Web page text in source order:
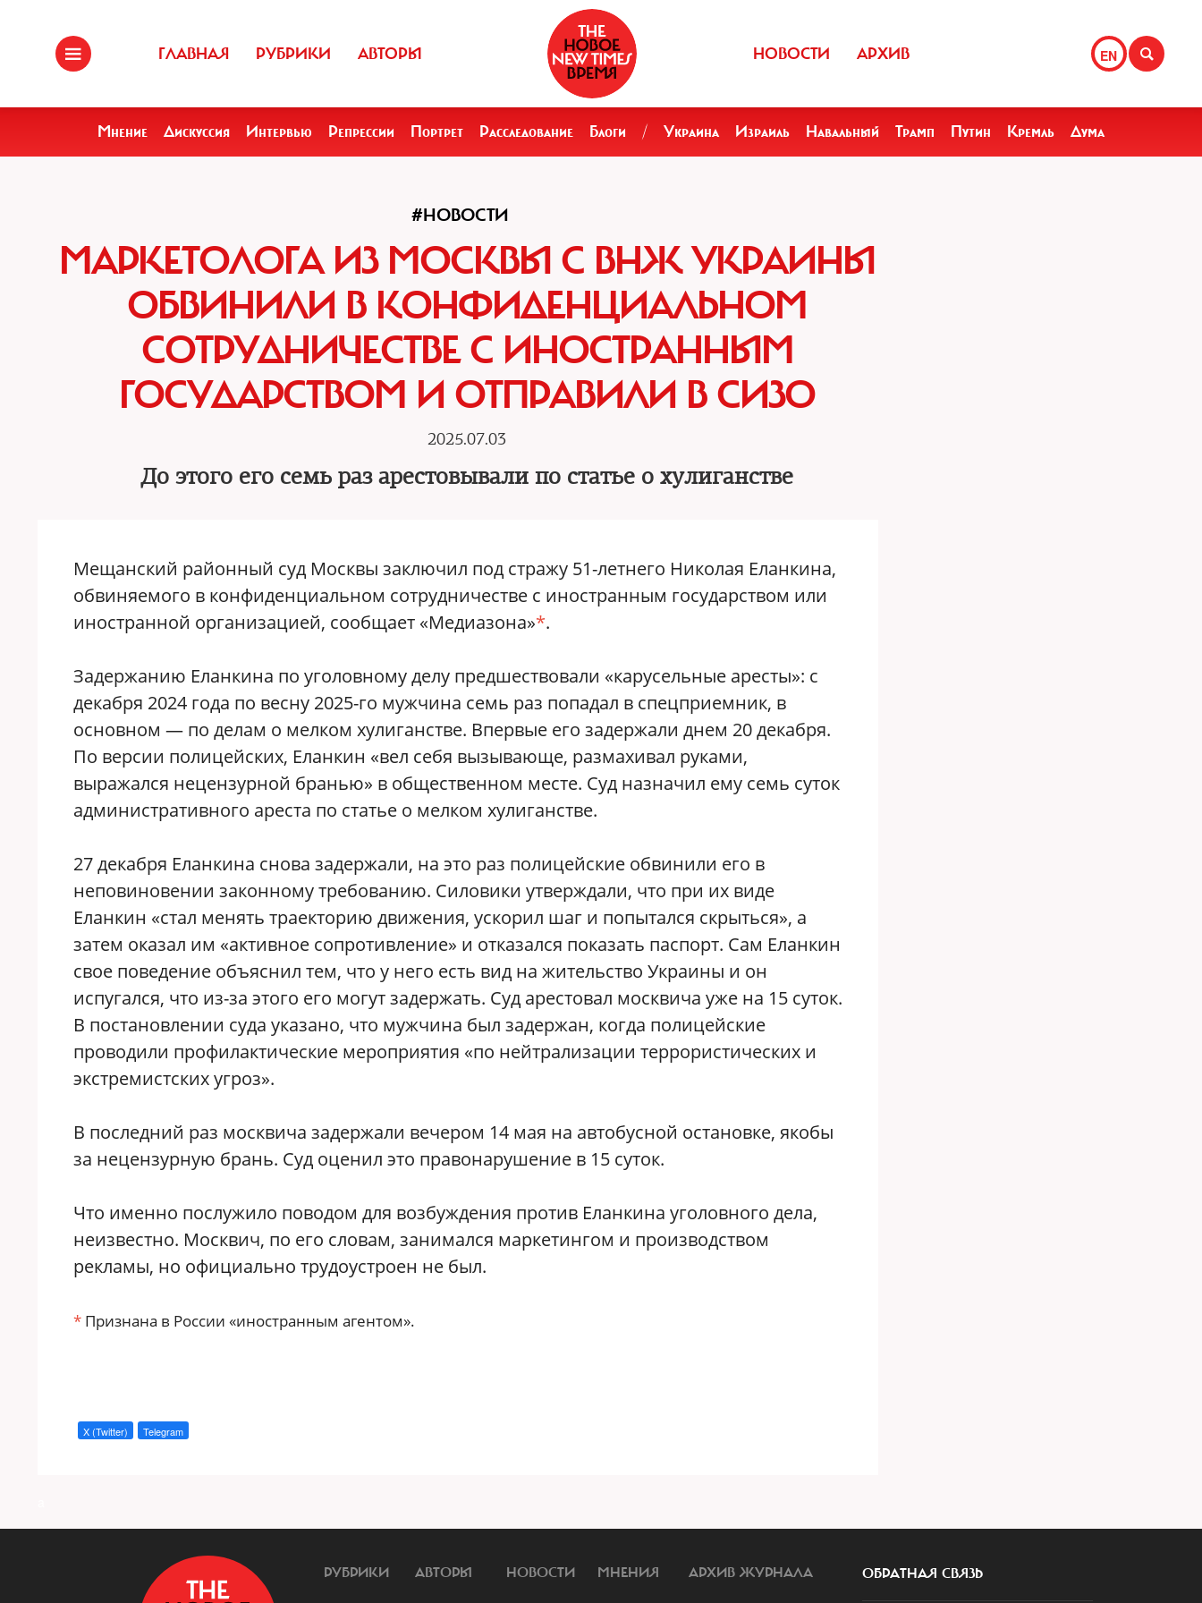
ГЛАВНАЯ РУБРИКИ АВТОРЫ EN
НОВОСТИ АРХИВ
Мнение Дискуссия Интервью Репрессии Портрет Расследование Блоги / Украина Израиль Навальный Трамп Путин Кремль Дума
#НОВОСТИ
МАРКЕТОЛОГА ИЗ МОСКВЫ С ВНЖ УКРАИНЫ
ОБВИНИЛИ В КОНФИДЕНЦИАЛЬНОМ
СОТРУДНИЧЕСТВЕ С ИНОСТРАННЫМ
ГОСУДАРСТВОМ И ОТПРАВИЛИ В СИЗО
2025.07.03
До этого его семь раз арестовывали по статье о хулиганстве
Мещанский районный суд Москвы заключил под стражу 51-летнего Николая Еланкина,
обвиняемого в конфиденциальном сотрудничестве с иностранным государством или
иностранной организацией, сообщает «Медиазона»*.
Задержанию Еланкина по уголовному делу предшествовали «карусельные аресты»: с
декабря 2024 года по весну 2025-го мужчина семь раз попадал в спецприемник, в
основном — по делам о мелком хулиганстве. Впервые его задержали днем 20 декабря.
По версии полицейских, Еланкин «вел себя вызывающе, размахивал руками,
выражался нецензурной бранью» в общественном месте. Суд назначил ему семь суток
административного ареста по статье о мелком хулиганстве.
27 декабря Еланкина снова задержали, на это раз полицейские обвинили его в
неповиновении законному требованию. Силовики утверждали, что при их виде
Еланкин «стал менять траекторию движения, ускорил шаг и попытался скрыться», а
затем оказал им «активное сопротивление» и отказался показать паспорт. Сам Еланкин
свое поведение объяснил тем, что у него есть вид на жительство Украины и он
испугался, что из-за этого его могут задержать. Суд арестовал москвича уже на 15 суток.
В постановлении суда указано, что мужчина был задержан, когда полицейские
проводили профилактические мероприятия «по нейтрализации террористических и
экстремистских угроз».
В последний раз москвича задержали вечером 14 мая на автобусной остановке, якобы
за нецензурную брань. Суд оценил это правонарушение в 15 суток.
Что именно послужило поводом для возбуждения против Еланкина уголовного дела,
неизвестно. Москвич, по его словам, занимался маркетингом и производством
рекламы, но официально трудоустроен не был.
* Признана в России «иностранным агентом».
X (Twitter) Telegram
РУБРИКИ АВТОРЫ НОВОСТИ МНЕНИЯ АРХИВ ЖУРНАЛА ОБРАТНАЯ СВЯЗЬ